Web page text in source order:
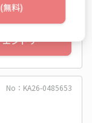
エントリー
No：KA26-0485653
無料)